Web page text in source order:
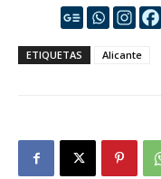
ETIQUETAS Alicante